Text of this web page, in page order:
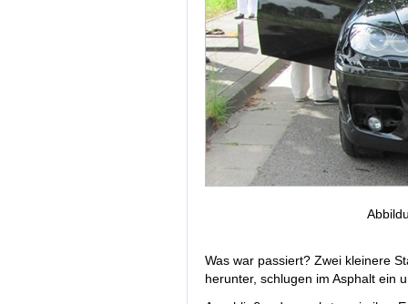
Was war passiert? Zwei kleinere
herunter, schlugen im Asphalt ein